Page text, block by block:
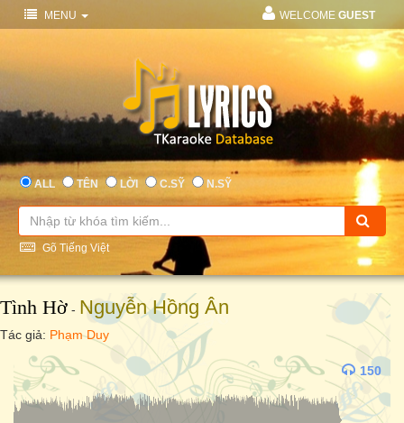
MENU WELCOME GUEST
ALL TÊN LỜI C.SỸ N.SỸ
Gõ Tiếng Việt
Tình Hờ - Nguyễn Hồng Ân
Tác giả: Phạm Duy
150